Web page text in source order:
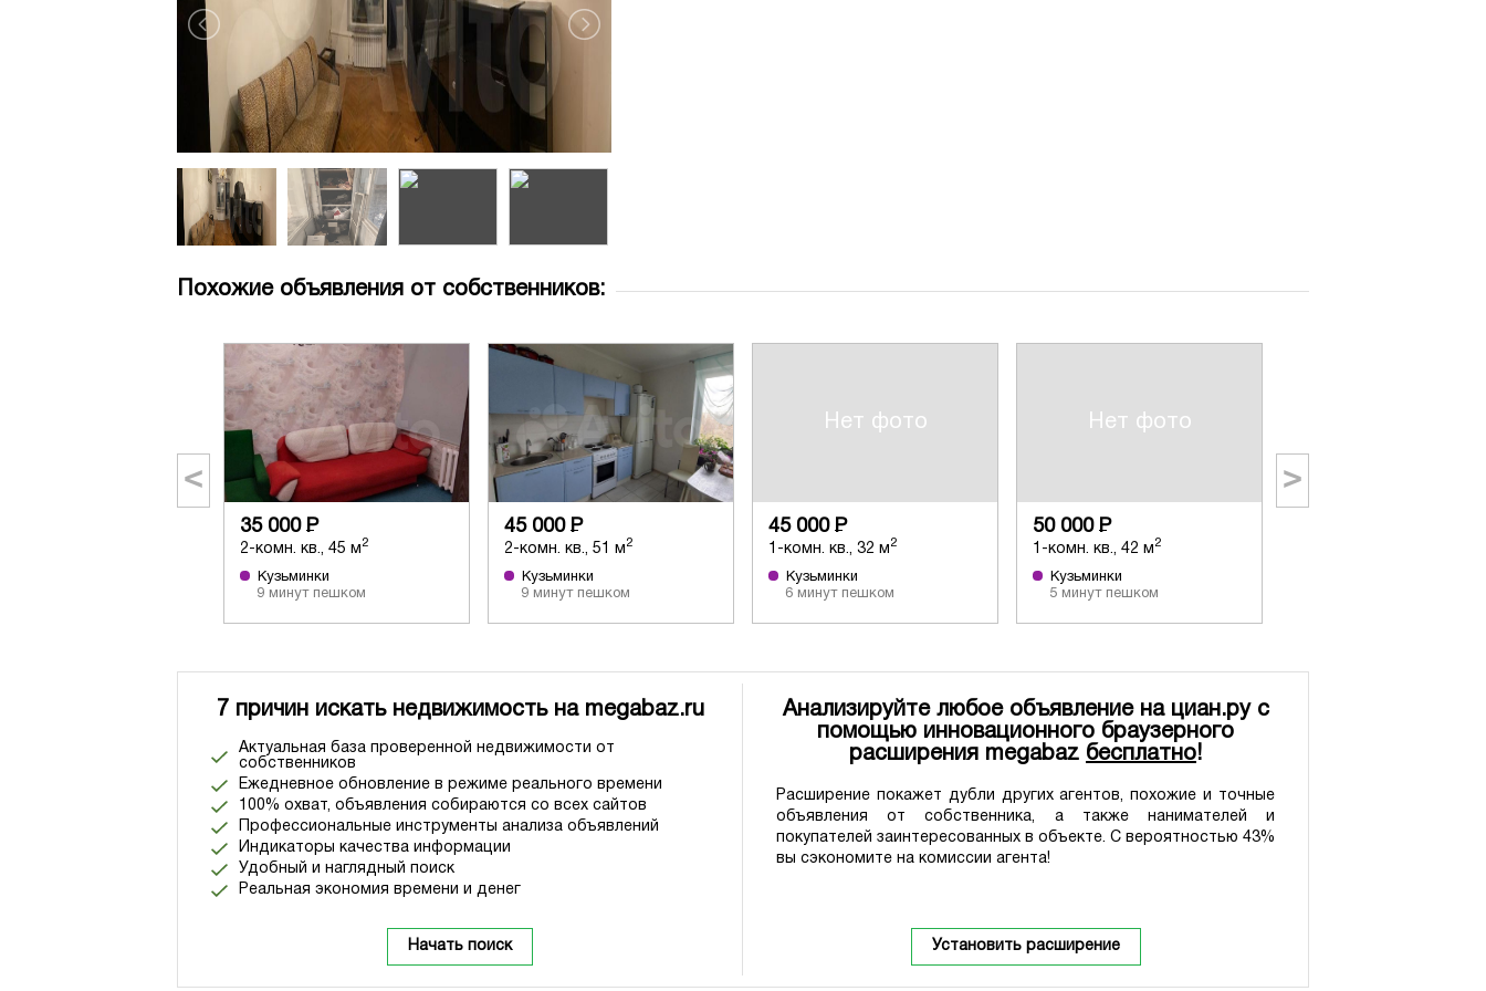
Похожие объявления от собственников:
35 000 Р
2-комн. кв., 45 м 2
Кузьминки
9 минут пешком
45 000 Р
2-комн. кв., 51 м 2
Кузьминки
9 минут пешком
Нет фото
45 000 Р
1-комн. кв., 32 м 2
Кузьминки
6 минут пешком
Нет фото
50 000 Р
1-комн. кв., 42 м 2
Кузьминки
5 минут пешком
< >
7 причин искать недвижимость на megabaz.ru
Актуальная база проверенной недвижимости от
собственников
Ежедневное обновление в режиме реального времени
100% охват, объявления собираются со всех сайтов
Профессиональные инструменты анализа объявлений
Индикаторы качества информации
Удобный и наглядный поиск
Реальная экономия времени и денег
Начать поиск
Анализируйте любое объявление на циан.ру с
помощью инновационного браузерного
расширения megabaz бесплатно!
Расширение покажет дубли других агентов, похожие и точные
объявления от собственника, а также нанимателей и
покупателей заинтересованных в объекте. С вероятностью 43%
вы сэкономите на комиссии агента!
Установить расширение